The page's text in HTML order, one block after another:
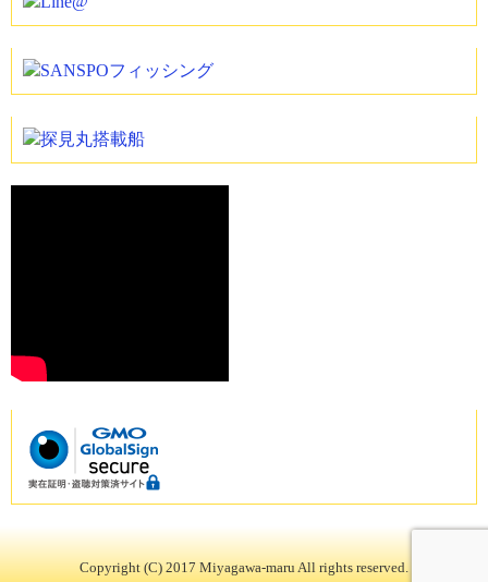
Copyright (C) 2017 Miyagawa-maru All rights reserved.